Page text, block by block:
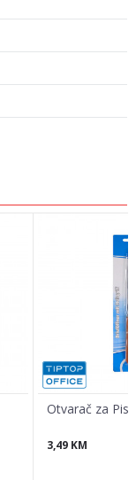
Otvarač za
3,49 KM